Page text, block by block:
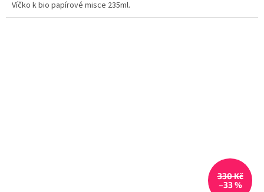
Víčko k bio papírové misce 235ml.
330 Kč
–33 %